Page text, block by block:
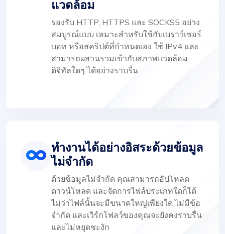
แวดล้อม
รองรับ HTTP, HTTPS และ SOCKS5 อย่าง
สมบูรณ์แบบ เหมาะสำหรับใช้กับเบราว์เซอร์
บอท หรือสคริปต์ที่กำหนดเอง ใช้ IPv4 และ
สามารถผสานรวมเข้ากับสภาพแวดล้อม
ดิจิทัลใดๆ ได้อย่างราบรื่น
ทำงานได้อย่างอิสระด้วยข้อมูล
ไม่จำกัด
ด้วยข้อมูลไม่จำกัด คุณสามารถอัปโหลด
ดาวน์โหลด และจัดการไฟล์ประเภทใดก็ได้
ไม่ว่าไฟล์นั้นจะมีขนาดใหญ่เพียงใด ไม่มีข้อ
จำกัด และเวิร์กโฟลว์ของคุณจะยังคงราบรื่น
และไม่หยุดชะงัก